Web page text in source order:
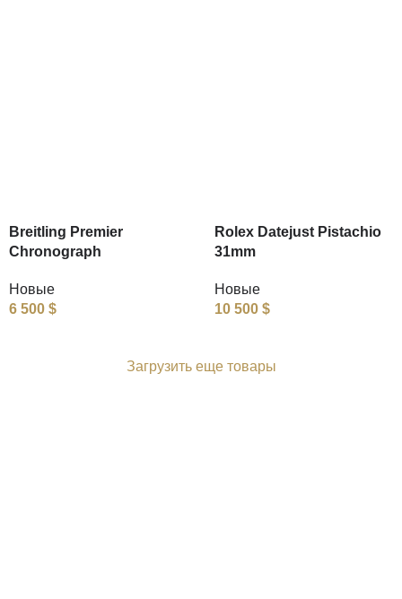
Breitling Premier
Chronograph
Новые
6 500 $
Rolex Datejust Pistachio
31mm
Новые
10 500 $
Загрузить еще товары